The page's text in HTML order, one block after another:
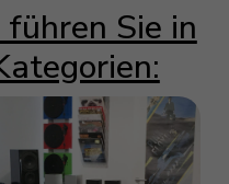
Sie in